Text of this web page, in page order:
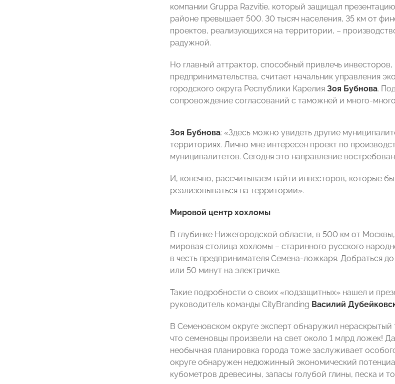
компании Gruppa Razvitie, который защищал
районе превышает 500. 30 тысяч населения, 35 км от
проектов, реализующихся на территории, –
радужной.
Но главный аттрактор, способный привлечь
предпринимательства, считает начальник управления
городского округа Республики Карелия Зоя Бубнова.
сопровождение согласований с таможней и много-
Зоя Бубнова: «Здесь можно увидеть другие
территориях. Лично мне интересен проект по
муниципалитетов. Сегодня это направление
И, конечно, рассчитываем найти инвесторов, которые
реализовываться на территории».
Мировой центр хохломы
В глубинке Нижегородской области, в 500 км от
мировая столица хохломы – старинного русского
в честь предпринимателя Семена-ложкаря. Добраться
или 50 минут на электричке.
Такие подробности о своих «подзащитных» нашел и
руководитель команды CityBranding Василий
В Семеновском округе эксперт обнаружил нераскрытый
что семеновцы произвели на свет около 1 млрд ложек!
необычная планировка города тоже заслуживает
округе обнаружен недюжинный экономический
кубометров древесины, запасы голубой глины, песка и